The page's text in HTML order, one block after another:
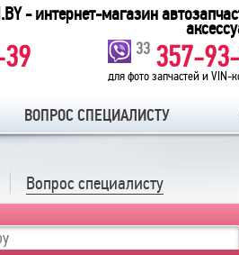
- интернет-магазин
33 357-
для фото запчастей и VIN-
ВОПРОС СПЕЦИАЛИСТУ
Вопрос специалисту